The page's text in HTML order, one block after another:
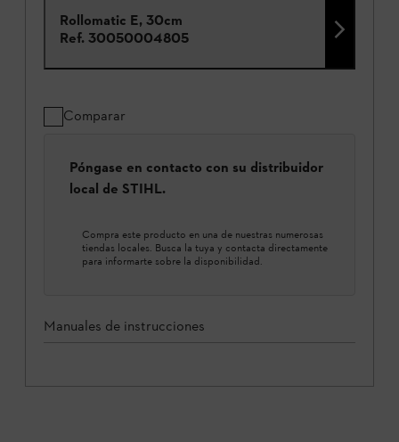
Rollomatic E, 30cm
Ref. 30050004805
Comparar
Póngase en contacto con su distribuidor
local de STIHL.
Compra este producto en una de nuestras numerosas
tiendas locales. Busca la tuya y contacta directamente
para informarte sobre la disponibilidad.
Manuales de instrucciones